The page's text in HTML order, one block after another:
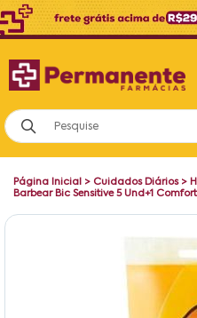
Página Inicial > Cuidados Diários>
Barbear Bic Sensitive 5 Und+1